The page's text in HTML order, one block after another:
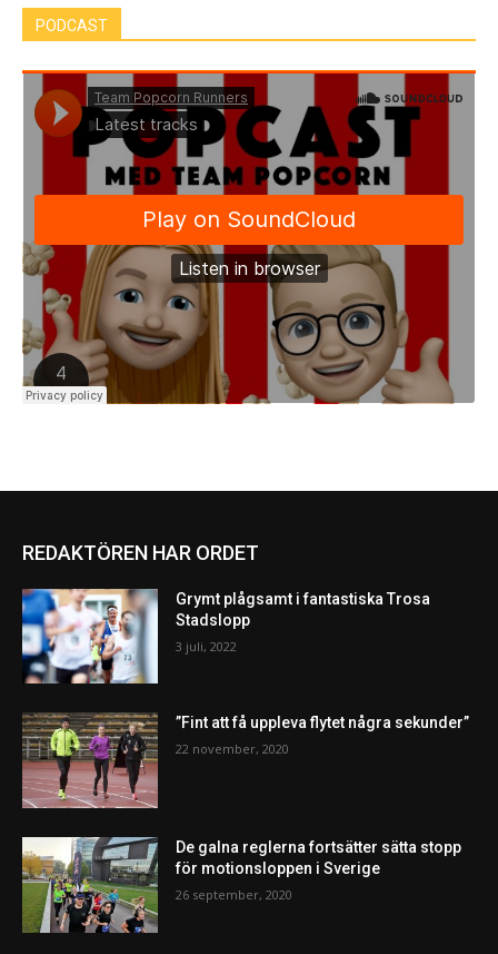
PODCAST
REDAKTÖREN HAR ORDET
Grymt plågsamt i fantastiska Trosa
Stadslopp
3 juli, 2022
”Fint att få uppleva flytet några sekunder”
22 november, 2020
De galna reglerna fortsätter sätta stopp
för motionsloppen i Sverige
26 september, 2020